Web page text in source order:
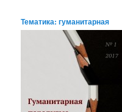
Тематика: гуманитарная